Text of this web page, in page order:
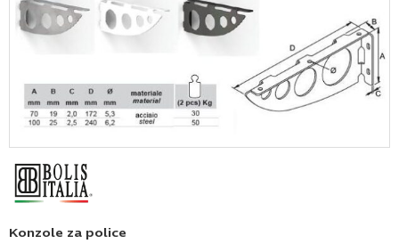
Konzole za police